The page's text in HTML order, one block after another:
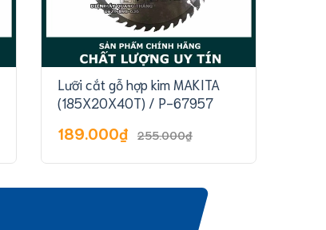
Lưỡi cắt gỗ hợp kim MAKITA
(185X20X40T) / P-67957
189.000₫ 255.000₫